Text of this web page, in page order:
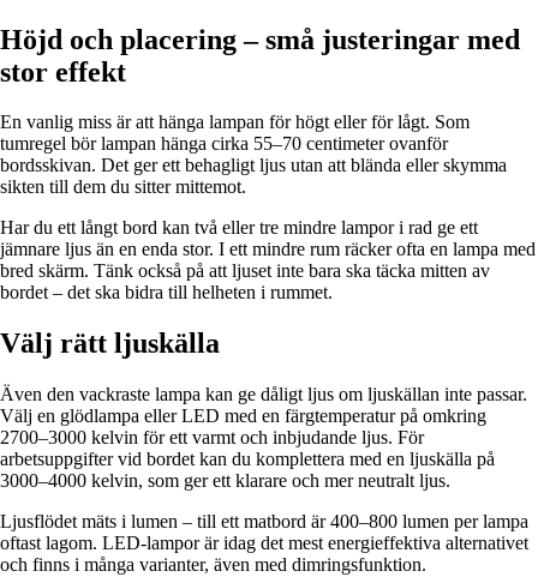
Höjd och placering – små justeringar med
stor effekt
En vanlig miss är att hänga lampan för högt eller för lågt. Som
tumregel bör lampan hänga cirka 55–70 centimeter ovanför
bordsskivan. Det ger ett behagligt ljus utan att blända eller skymma
sikten till dem du sitter mittemot.
Har du ett långt bord kan två eller tre mindre lampor i rad ge ett
jämnare ljus än en enda stor. I ett mindre rum räcker ofta en lampa med
bred skärm. Tänk också på att ljuset inte bara ska täcka mitten av
bordet – det ska bidra till helheten i rummet.
Välj rätt ljuskälla
Även den vackraste lampa kan ge dåligt ljus om ljuskällan inte passar.
Välj en glödlampa eller LED med en färgtemperatur på omkring
2700–3000 kelvin för ett varmt och inbjudande ljus. För
arbetsuppgifter vid bordet kan du komplettera med en ljuskälla på
3000–4000 kelvin, som ger ett klarare och mer neutralt ljus.
Ljusflödet mäts i lumen – till ett matbord är 400–800 lumen per lampa
oftast lagom. LED-lampor är idag det mest energieffektiva alternativet
och finns i många varianter, även med dimringsfunktion.